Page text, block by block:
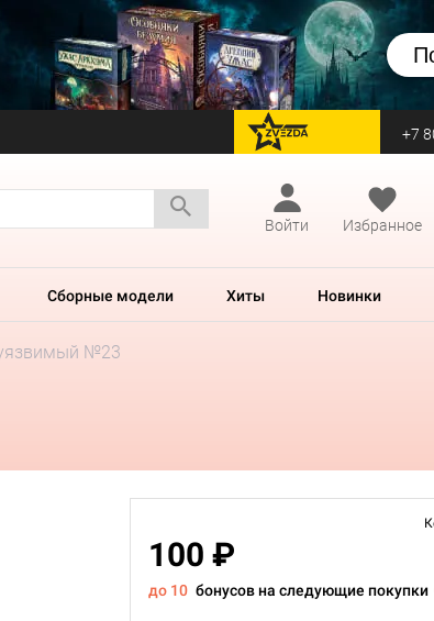
перейти на Zvezda +7
Войти
Избранное
Сборные модели Хиты Новинки
№23
100 ₽
до 10 бонусов на следующие покупки